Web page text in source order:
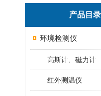
产品目录
环境检测仪
高斯计、磁力计
红外测温仪